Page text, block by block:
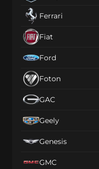
Ferrari
Fiat
Ford
Foton
GAC
Geely
Genesis
GMC